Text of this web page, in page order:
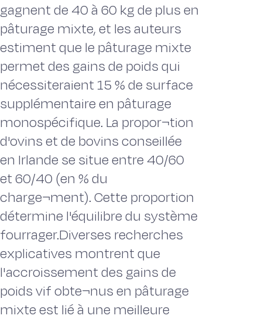
gagnent de 40 à 60 kg de plus en
pâturage mixte, et les auteurs
estiment que le pâturage mixte
permet des gains de poids qui
nécessiteraient 15 % de surface
supplémentaire en pâturage
monospécifique. La propor¬tion
d'ovins et de bovins conseillée
en Irlande se situe entre 40/60
et 60/40 (en % du
charge¬ment). Cette proportion
détermine l'équilibre du système
fourrager.Diverses recherches
explicatives montrent que
l'accroissement des gains de
poids vif obte¬nus en pâturage
mixte est lié à une meilleure